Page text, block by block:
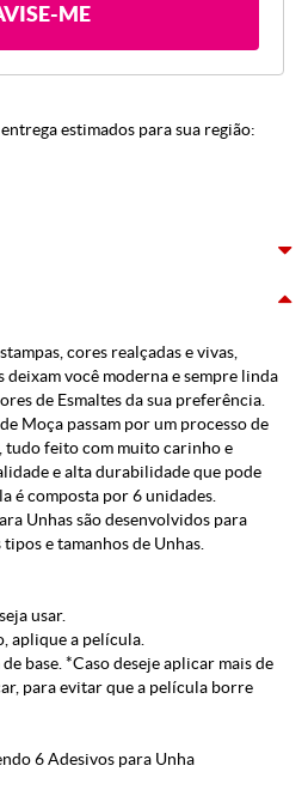
ME
estimados para sua região:
cores realçadas e vivas,
deixam você moderna e sempre linda
de Esmaltes da sua preferência.
Moça passam por um processo de
tudo feito com muito carinho e
e alta durabilidade que pode
é composta por 6 unidades.
Unhas são desenvolvidos para
e tamanhos de Unhas.
usar.
aplique a película.
base. *Caso deseje aplicar mais de
para evitar que a película borre
6 Adesivos para Unha